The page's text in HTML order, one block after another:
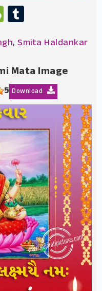
WeChat
, Smita Haldankar
Mata Image
5 Download